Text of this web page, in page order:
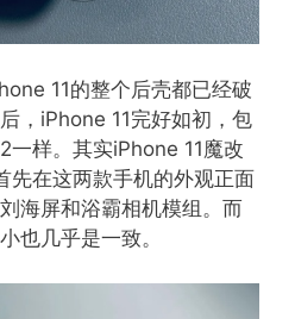
11的整个后壳都已经破
，iPhone 11完好如初，包
一样。其实iPhone 11魔改
先在这两款手机的外观正面
海屏和浴霸相机模组。而
也几乎是一致。